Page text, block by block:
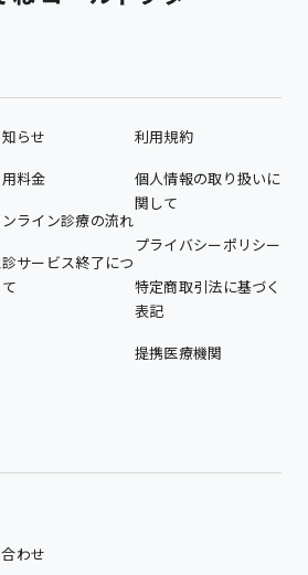
らせ
料金
ライン診療の流れ
サービス終了につ
利用規約
個人情報の取り扱いに
関して
プライバシーポリシー
特定商取引法に基づく
表記
提携医療機関
わせ